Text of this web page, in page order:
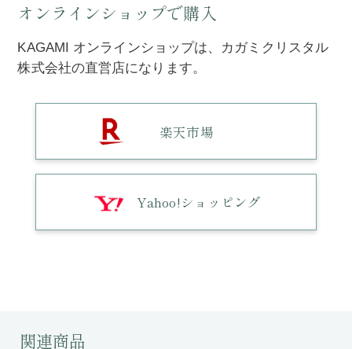
オンラインショップで購入
KAGAMI オンラインショップは、カガミクリスタル
株式会社の直営店になります。
楽天市場
Yahoo!ショッピング
関連商品